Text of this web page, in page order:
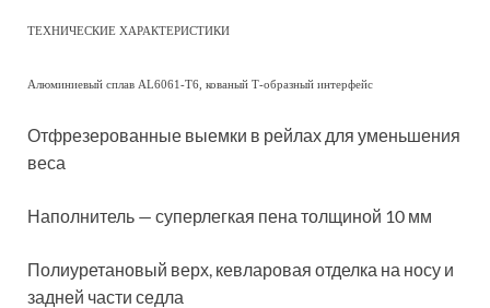
ТЕХНИЧЕСКИЕ ХАРАКТЕРИСТИКИ
Алюминиевый сплав AL6061-T6, кованый Т-образный интерфейс
Отфрезерованные выемки в рейлах для уменьшения
веса
Наполнитель — суперлегкая пена толщиной 10 мм
Полиуретановый верх, кевларовая отделка на носу и
задней части седла